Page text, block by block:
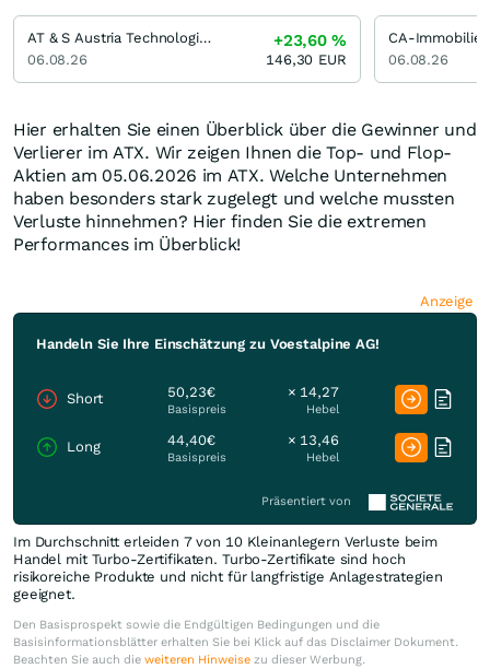
Hier erhalten Sie einen Überblick über die Gewinner und
Verlierer im ATX. Wir zeigen Ihnen die Top- und Flop-
Aktien am 05.06.2026 im ATX. Welche Unternehmen
haben besonders stark zugelegt und welche mussten
Verluste hinnehmen? Hier finden Sie die extremen
Performances im Überblick!
Anzeige
Handeln Sie Ihre Einschätzung zu Voestalpine AG!
Short 50,23€
Basispreis
× 14,27
Hebel
Long 44,40€
Basispreis
× 13,46
Hebel
Präsentiert von
Im Durchschnitt erleiden 7 von 10 Kleinanlegern Verluste beim
Handel mit Turbo-Zertifikaten. Turbo-Zertifikate sind hoch
risikoreiche Produkte und nicht für langfristige Anlagestrategien
geeignet.
Den Basisprospekt sowie die Endgültigen Bedingungen und die
Basisinformationsblätter erhalten Sie bei Klick auf das Disclaimer Dokument.
Beachten Sie auch die weiteren Hinweise zu dieser Werbung.
AT & S Austria Technologie & Systemtechnik
06.08.26
+23,60%
146,30 EUR
CA-
06.08.26